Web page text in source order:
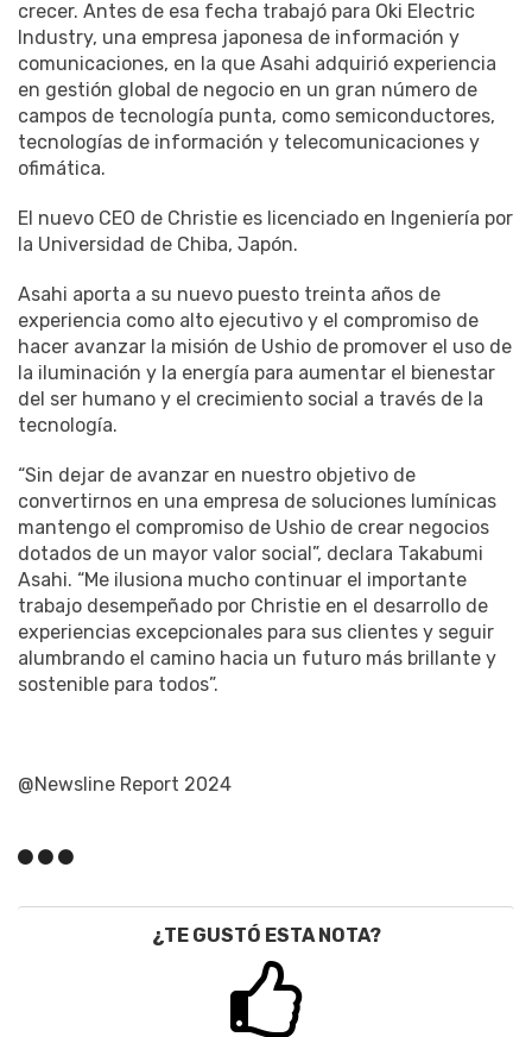
crecer. Antes de esa fecha trabajó para Oki Electric
Industry, una empresa japonesa de información y
comunicaciones, en la que Asahi adquirió experiencia
en gestión global de negocio en un gran número de
campos de tecnología punta, como semiconductores,
tecnologías de información y telecomunicaciones y
ofimática.
El nuevo CEO de Christie es licenciado en Ingeniería por
la Universidad de Chiba, Japón.
Asahi aporta a su nuevo puesto treinta años de
experiencia como alto ejecutivo y el compromiso de
hacer avanzar la misión de Ushio de promover el uso de
la iluminación y la energía para aumentar el bienestar
del ser humano y el crecimiento social a través de la
tecnología.
“Sin dejar de avanzar en nuestro objetivo de
convertirnos en una empresa de soluciones lumínicas
mantengo el compromiso de Ushio de crear negocios
dotados de un mayor valor social”, declara Takabumi
Asahi. “Me ilusiona mucho continuar el importante
trabajo desempeñado por Christie en el desarrollo de
experiencias excepcionales para sus clientes y seguir
alumbrando el camino hacia un futuro más brillante y
sostenible para todos”.
@Newsline Report 2024
¿TE GUSTÓ ESTA NOTA?